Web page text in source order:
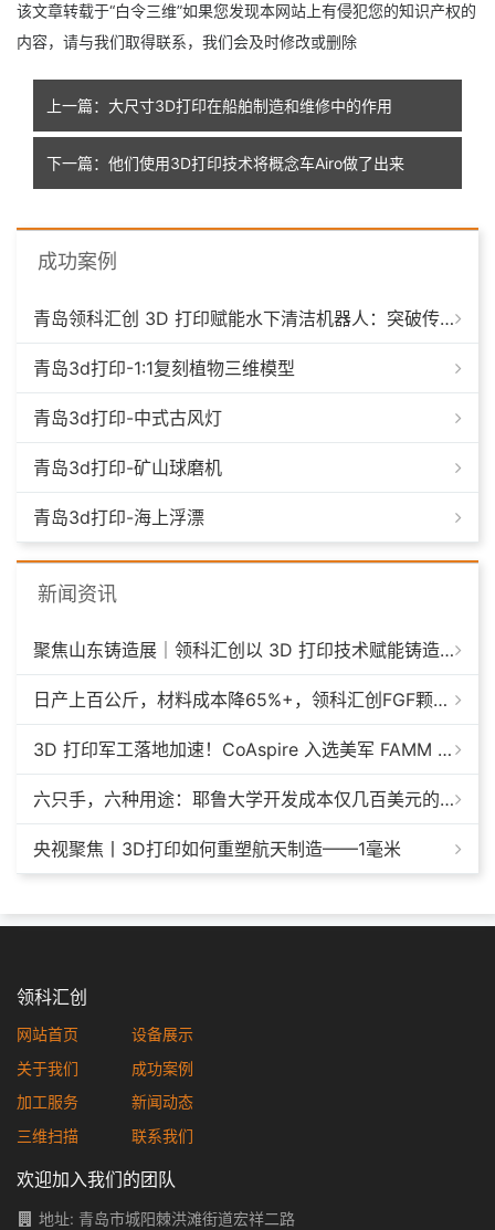
该文章转载于“白令三维”如果您发现本网站上有侵犯您的知识产权的
内容，请与我们取得联系，我们会及时修改或删除
上一篇：大尺寸3D打印在船舶制造和维修中的作用
下一篇：他们使用3D打印技术将概念车Airo做了出来
成功案例
青岛领科汇创 3D 打印赋能水下清洁机器人：突破传统制造，深耕海洋智能装备新场景
青岛3d打印-1:1复刻植物三维模型
青岛3d打印-中式古风灯
青岛3d打印-矿山球磨机
青岛3d打印-海上浮漂
新闻资讯
聚焦山东铸造展｜领科汇创以 3D 打印技术赋能铸造模具革新
日产上百公斤，材料成本降65%+，领科汇创FGF颗粒料3D打印机
3D 打印军工落地加速！CoAspire 入选美军 FAMM 导弹项目，RAACM 巡航导弹依托增材制造推进量产
六只手，六种用途：耶鲁大学开发成本仅几百美元的3D打印多功能假肢套装
央视聚焦丨3D打印如何重塑航天制造——1毫米
领科汇创
网站首页
关于我们
加工服务
三维扫描
设备展示
成功案例
新闻动态
联系我们
欢迎加入我们的团队
地址: 青岛市城阳棘洪滩街道宏祥二路